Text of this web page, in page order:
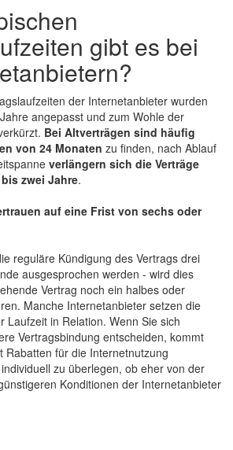
gibt es bei
der Internetanbieter wurden
angepasst und zum Wohle der
Bei Altverträgen sind häufig
von 24 Monaten zu finden, nach Ablauf
verlängern sich die Verträge
zwei Jahre.
auf eine Frist von sechs oder
reguläre Kündigung des Vertrags drei
ausgesprochen werden - wird dies
Vertrag noch ein halbes oder
Manche Internetanbieter setzen die
Laufzeit in Relation. Wenn Sie sich
Vertragsbindung entscheiden, kommt
Rabatten für die Internetnutzung
zu überlegen, ob eher von der
Konditionen der Internetanbieter